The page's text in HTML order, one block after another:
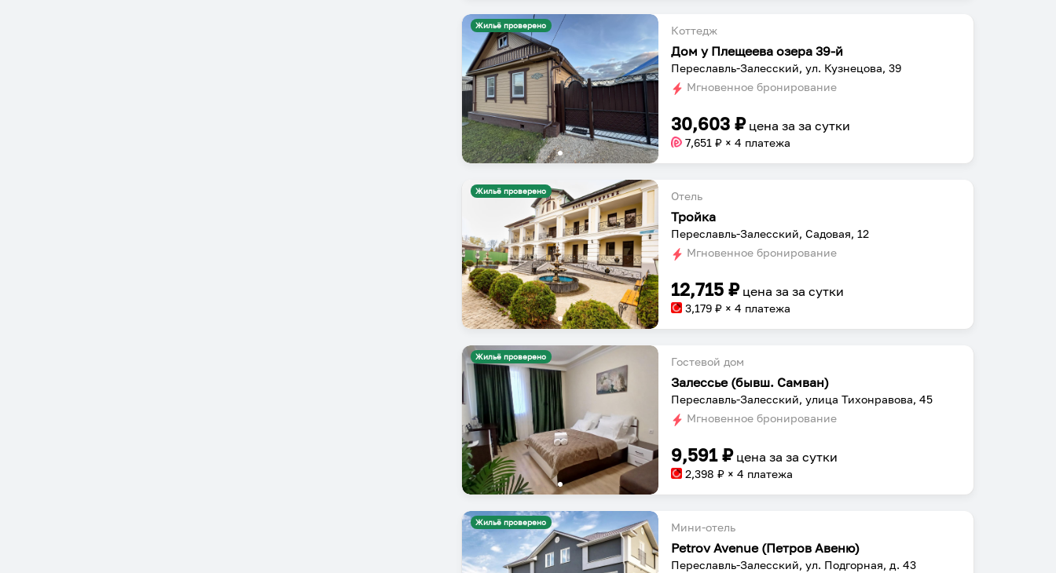
Жильё проверено Коттедж
Дом у Плещеева озера 39-й
Переславль-Залесский, ул. Кузнецова, 39
Мгновенное бронирование
30,603 ₽ цена заза сутки
7,651 ₽ × 4 платежа
Жильё проверено Отель
Тройка
Переславль-Залесский, Садовая, 12
Мгновенное бронирование
12,715 ₽ цена заза сутки
3,179 ₽ × 4 платежа
Жильё проверено Гостевой дом
Залессье (бывш. Самван)
Переславль-Залесский, улица Тихонравова, 45
Мгновенное бронирование
9,591₽ цена заза сутки
2,398 ₽ × 4 платежа
Жильё проверено Мини-отель
Petrov Avenue (Петров Авеню)
Переславль-Залесский, ул. Подгорная, д. 43